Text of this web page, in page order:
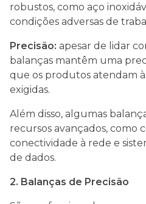
robustos, como aço
condições adversas de
Precisão: apesar de lidar
balanças mantêm uma
que os produtos atendam
exigidas.
Além disso, algumas
recursos avançados, como
conectividade à rede e
de dados.
2. Balanças de Precisão